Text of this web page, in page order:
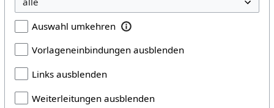
Auswahl umkehren
Vorlageneinbindungen ausblenden
Links ausblenden
Weiterleitungen ausblenden